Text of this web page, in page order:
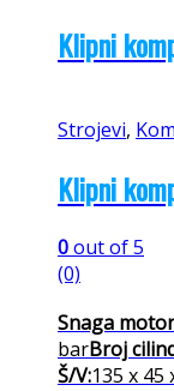
Klipni
Strojevi,
Klipni
0out of 5
(0)
Snaga
barBroj
Š/V:135 x 45